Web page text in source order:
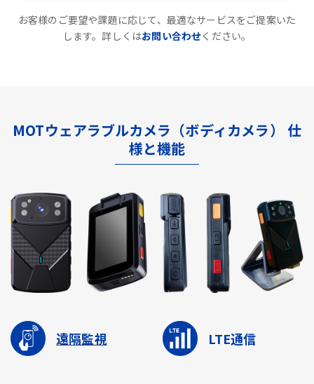
お客様のご要望や課題に応じて、最適なサービスをご提案いた
します。詳しくはお問い合わせください。
MOTウェアラブルカメラ（ボディカメラ） 仕
様と機能
遠隔監視 LTE通信